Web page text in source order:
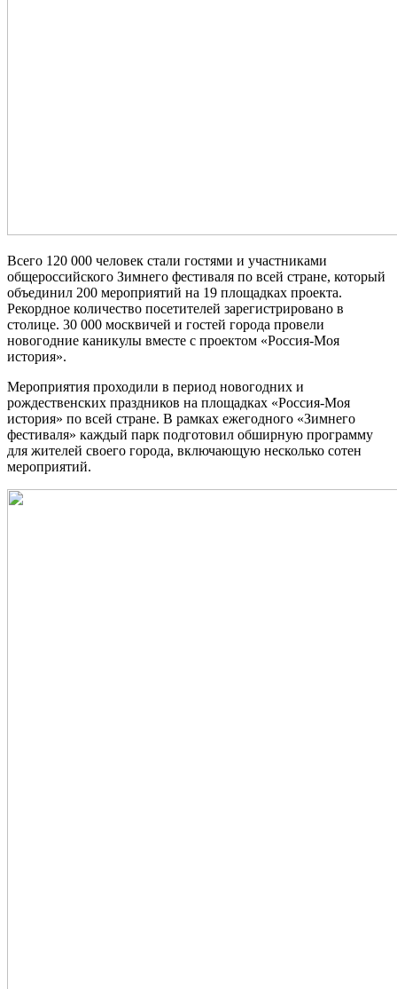
Всего 120 000 человек стали гостями и участниками
общероссийского Зимнего фестиваля по всей стране, который
объединил 200 мероприятий на 19 площадках проекта.
Рекордное количество посетителей зарегистрировано в
столице. 30 000 москвичей и гостей города провели
новогодние каникулы вместе с проектом «Россия-Моя
история».
Мероприятия проходили в период новогодних и
рождественских праздников на площадках «Россия-Моя
история» по всей стране. В рамках ежегодного «Зимнего
фестиваля» каждый парк подготовил обширную программу
для жителей своего города, включающую несколько сотен
мероприятий.